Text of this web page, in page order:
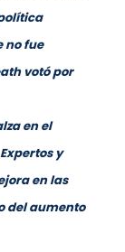
no fue
votó por
en el
y
en las
del aumento